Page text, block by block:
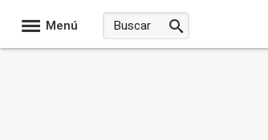
Menú